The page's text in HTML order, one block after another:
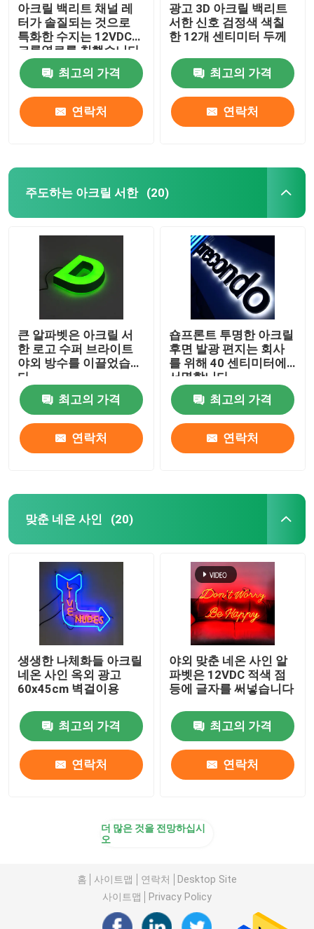
아크릴 백리트 채널 레
터가 솔질되는 것으로
특화한 수지는 12VDC에
크롬염료를 칠했습니다
최고의 가격
연락처
광고 3D 아크릴 백리트
서한 신호 검정색 색칠
한 12개 센티미터 두께
최고의 가격
연락처
주도하는 아크릴 서한 (20)
큰 알파벳은 아크릴 서
한 로고 수퍼 브라이트
야외 방수를 이끌었습니
다
최고의 가격
연락처
숍프론트 투명한 아크릴
후면 발광 편지는 회사
를 위해 40 센티미터에
서명합니다
최고의 가격
연락처
맞춘 네온 사인 (20)
생생한 나체화들 아크릴
네온 사인 옥외 광고
60x45cm 벽걸이용
최고의 가격
연락처
야외 맞춘 네온 사인 알
파벳은 12VDC 적색 점
등에 글자를 써넣습니다
최고의 가격
연락처
더 많은 것을 전망하십시
오
홈 사이트맵 연락처
Desktop Site
사이트맵
Privacy Policy